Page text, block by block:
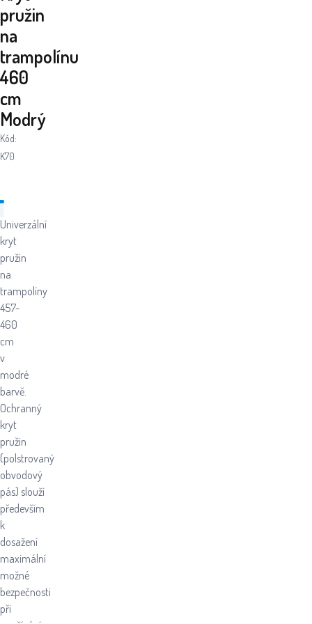
pružin
na
trampolínu
460
cm
Modrý
Kód:
K70
Univerzální
kryt
pružin
na
trampolíny
457-
460
cm
v
modré
barvě.
Ochranný
kryt
pružin
(polstrovaný
obvodový
pás) slouží
především
k
dosažení
maximální
možné
bezpečnosti
při